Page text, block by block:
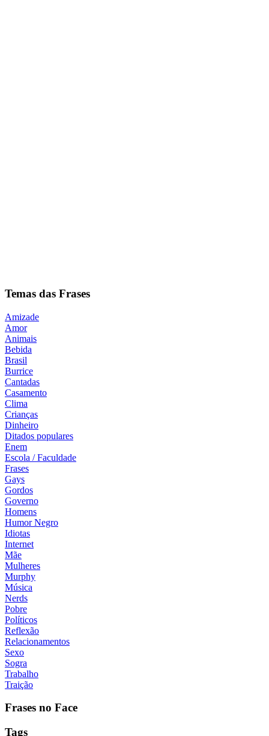
Temas das Frases
Amizade
Amor
Animais
Bebida
Brasil
Burrice
Cantadas
Casamento
Clima
Crianças
Dinheiro
Ditados populares
Enem
Escola / Faculdade
Frases
Gays
Gordos
Governo
Homens
Humor Negro
Idiotas
Internet
Mãe
Mulheres
Murphy
Música
Nerds
Pobre
Políticos
Reflexão
Relacionamentos
Sexo
Sogra
Trabalho
Traição
Frases no Face
Tags